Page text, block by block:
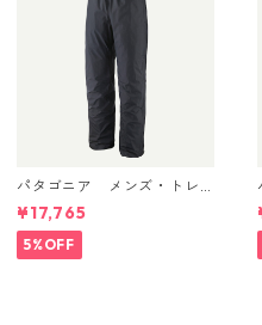
パタゴニア メンズ・トレ
ントシェル 3L・レイン・パ
ンツ（ショート） (カラー
Black) Patagonia Men's To
rrentshell 3L Rain Pants -
¥17,765
5%OFF